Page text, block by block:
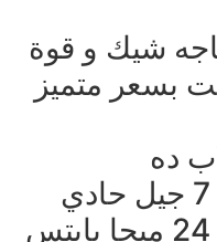
شيك و قوة
بسعر متميز
ده
ده لابتوب كور اي 7 جيل حادي
عشر ثماني النواة ب 24 ميجا بايتس